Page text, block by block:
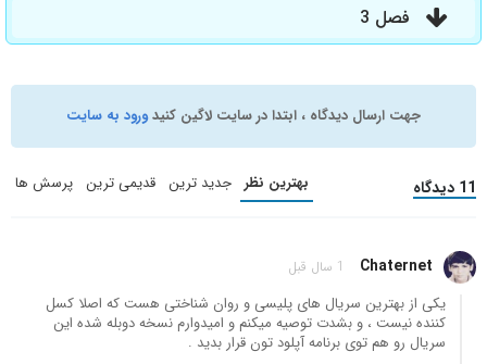
فصل 3
جهت ارسال دیدگاه ، ابتدا در سایت لاگین کنیدورود به سایت
11 دیدگاه بهترین نظر جدید ترین قدیمی ترین پرسش ها
Chaternet 1 سال قبل
یکی از بهترین سریال های پلیسی و روان شناختی هست که اصلا کسل
کننده نیست ، و بشدت توصیه میکنم و امیدوارم نسخه دوبله شده این
سریال رو هم توی برنامه آپلود تون قرار بدید .